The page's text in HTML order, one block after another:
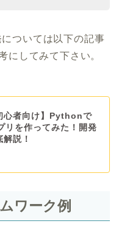
ついては以下の記事
にしてみて下さい。
心者向け】Pythonで
リを作ってみた！開発
説！
ワーク例